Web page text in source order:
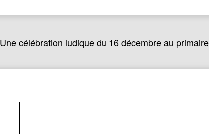
Une célébration ludique du 16 décembre au primaire